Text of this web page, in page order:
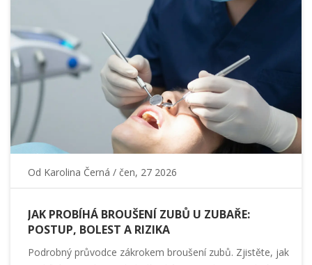
Od Karolina Černá / čen, 27 2026
JAK PROBÍHÁ BROUŠENÍ ZUBŮ U ZUBAŘE:
POSTUP, BOLEST A RIZIKA
Podrobný průvodce zákrokem broušení zubů. Zjistěte, jak